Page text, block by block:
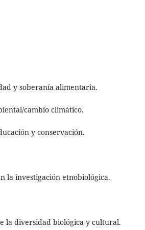
y soberanía alimentaria.
cambio climático.
y conservación.
la investigación etnobiológica.
la diversidad biológica y cultural.